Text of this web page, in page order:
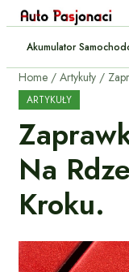
Holować
Home Artykuły
ARTYKUŁY
Na
Kroku.